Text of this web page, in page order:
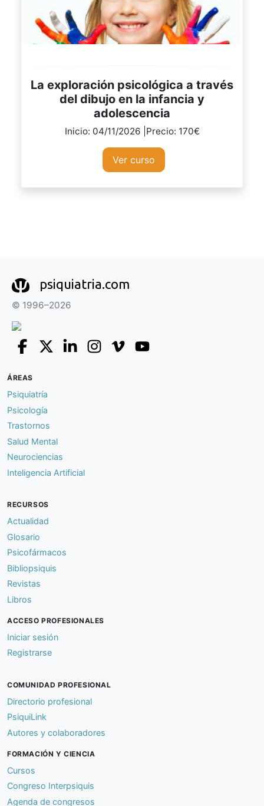
La exploración psicológica a través
del dibujo en la infancia y
adolescencia
Inicio: 04/11/2026 |Precio: 170€
Ver curso
psiquiatria.com
© 1996–2026
ÁREAS
Psiquiatría
Psicología
Trastornos
Salud Mental
Neurociencias
Inteligencia Artificial
RECURSOS
Actualidad
Glosario
Psicofármacos
Bibliopsiquis
Revistas
Libros
ACCESO PROFESIONALES
Iniciar sesión
Registrarse
COMUNIDAD PROFESIONAL
Directorio profesional
PsiquiLink
Autores y colaboradores
FORMACIÓN Y CIENCIA
Cursos
Congreso Interpsiquis
Agenda de congresos